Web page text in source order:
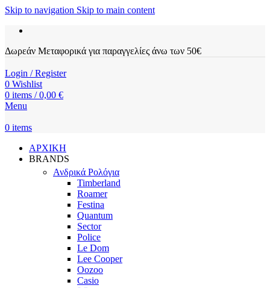
Skip to navigation Skip to main content
Δωρεάν Μεταφορικά για παραγγελίες άνω των 50€
Login / Register
0 Wishlist
0 items / 0,00 €
Menu
0 items
ΑΡΧΙΚΗ
BRANDS
Ανδρικά Ρολόγια
Timberland
Roamer
Festina
Quantum
Sector
Police
Le Dom
Lee Cooper
Oozoo
Casio